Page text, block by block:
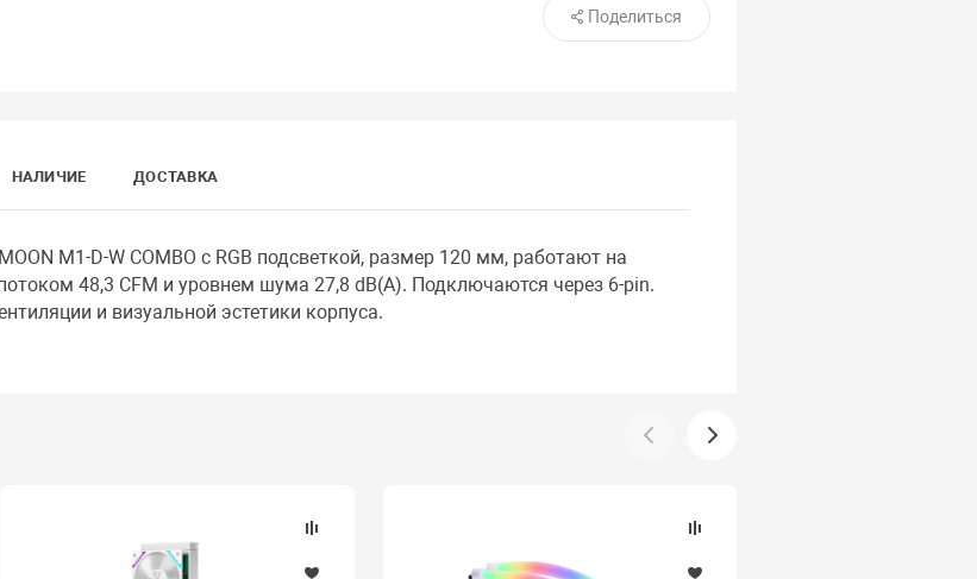
Поделиться
НАЛИЧИЕ ДОСТАВКА
M1-D-W COMBO с RGB подсветкой, размер 120 мм, работают на
48,3 CFM и уровнем шума 27,8 dB(A). Подключаются через 6-pin.
и визуальной эстетики корпуса.